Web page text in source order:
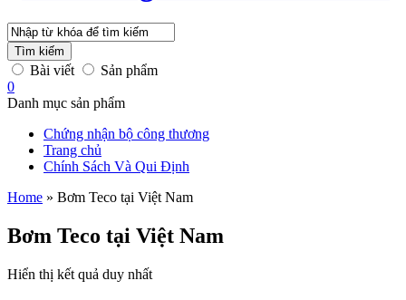
Tìm kiếm
Bài viết
Sản phẩm
0
Danh mục sản phẩm
Chứng nhận bộ công thương
Trang chủ
Chính Sách Và Qui Định
Home » Bơm Teco tại Việt Nam
Bơm Teco tại Việt Nam
Hiển thị kết quả duy nhất